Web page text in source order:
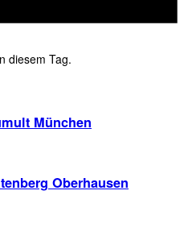
diesem Tag.
München
Oberhausen